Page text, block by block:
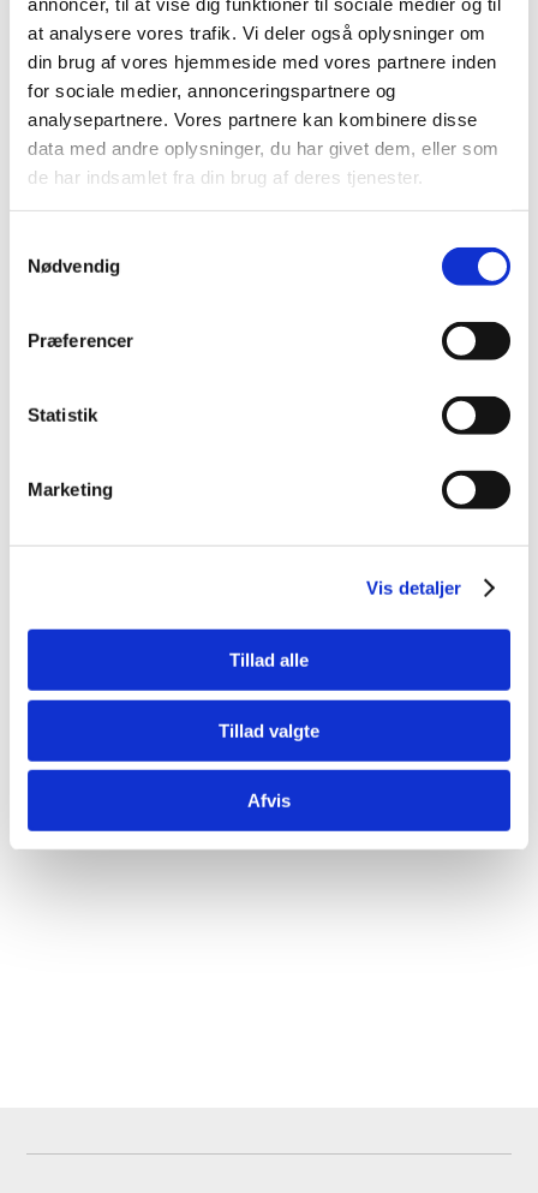
at analysere vores trafik. Vi deler også oplysninger om
din brug af vores hjemmeside med vores partnere inden
for sociale medier, annonceringspartnere og
analysepartnere. Vores partnere kan kombinere disse
data med andre oplysninger, du har givet dem, eller som
de har indsamlet fra din brug af deres tjenester.
Nødvendig
Præferencer
Statistik
Marketing
Vis detaljer
Tillad alle
Tillad valgte
Afvis